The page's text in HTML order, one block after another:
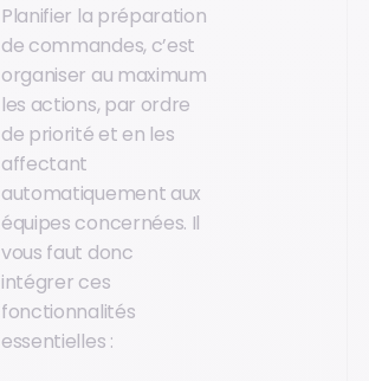
Planifier la préparation
de commandes, c’est
organiser au maximum
les actions, par ordre
de priorité et en les
affectant
automatiquement aux
équipes concernées. Il
vous faut donc
intégrer ces
fonctionnalités
essentielles :